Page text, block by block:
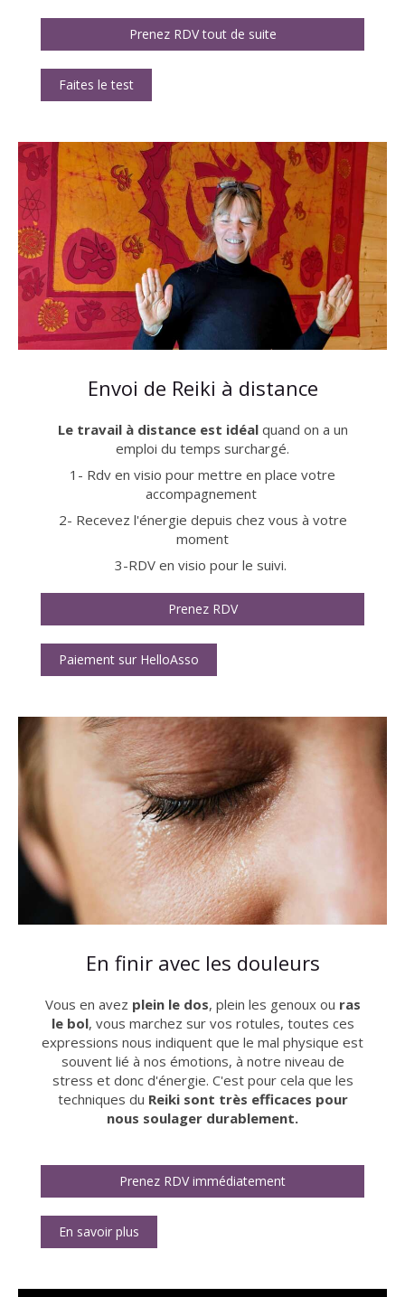
Prenez RDV tout de suite
Faites le test
Envoi de Reiki à distance
Le travail à distance est idéalquand on a un
emploi du temps surchargé.
1- Rdv en visio pour mettre en place votre
accompagnement
2- Recevez l'énergie depuis chez vous à votre
moment
3-RDV en visio pour le suivi.
Prenez RDV
Paiement sur HelloAsso
En finir avec les douleurs
Vous en avez plein le dos, plein les genoux ou ras
le bol, vous marchez sur vos rotules, toutes ces
expressions nous indiquent que le mal physique est
souvent lié à nos émotions, à notre niveau de
stress et donc d'énergie. C'est pour cela que les
techniques du Reiki sont très efficaces pour
nous soulager durablement.
Prenez RDV immédiatement
En savoir plus